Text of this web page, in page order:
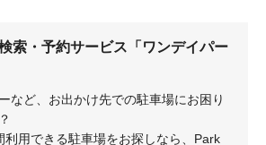
索・予約サービス「ワンデイパー
など、お出かけ先での駐車場にお困り
利用できる駐車場をお探しなら、Park